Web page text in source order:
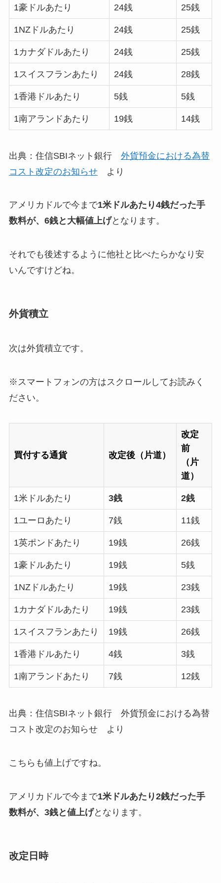
1豪ドルあたり 24銭 25銭
1NZドルあたり 24銭 25銭
1カナダドルあたり 24銭 25銭
1スイスフランあたり 24銭 28銭
1香港ドルあたり 5銭 5銭
1南アランドあたり 19銭 14銭
出典：住信SBIネット銀行 外貨預金における為替
コスト改定のお知らせより
アメリカドルで今まで1米ドルあたり4銭だった手
数料が、 6銭と大幅値上げとなります。
それでも後述するように他社と比べたらかなり安
いんですけどね。
外貨積立
次は外貨積立です。
※スマートフォンの方はスクロールしてお読みく
ださい。
買付する通貨 改定後（片道）
改定
前
（片
道）
1米ドルあたり 3銭 2銭
1ユーロあたり 7銭 11銭
1英ポンドあたり 19銭 26銭
1豪ドルあたり 19銭 5銭
1NZドルあたり 19銭 23銭
1カナダドルあたり 19銭 23銭
1スイスフランあたり 19銭 26銭
1香港ドルあたり 4銭 3銭
1南アランドあたり 7銭 12銭
出典：住信SBIネット銀行 外貨預金における為替
コスト改定のお知らせ より
こちらも値上げですね。
アメリカドルで今まで1米ドルあたり2銭だった手
数料が、3銭と値上げとなります。
改定日時